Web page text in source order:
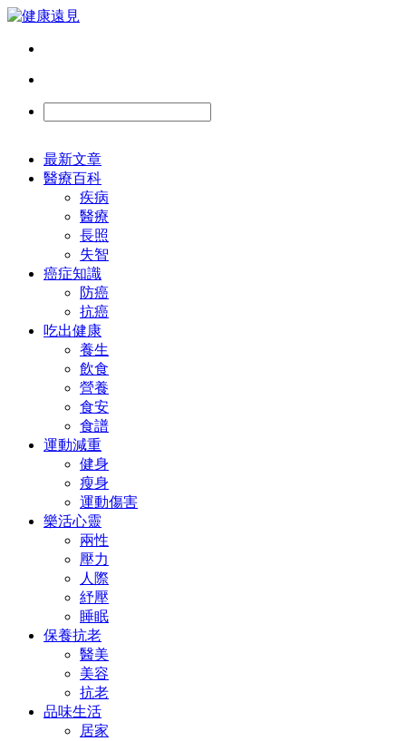
最新文章
醫療百科
疾病
醫療
長照
失智
癌症知識
防癌
抗癌
吃出健康
養生
飲食
營養
食安
食譜
運動減重
健身
瘦身
運動傷害
樂活心靈
兩性
壓力
人際
紓壓
睡眠
保養抗老
醫美
美容
抗老
品味生活
居家